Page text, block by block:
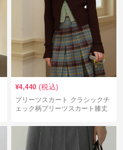
¥4,440 (税込)
プリーツスカート クラシックチ
ェック柄プリーツスカート膝丈